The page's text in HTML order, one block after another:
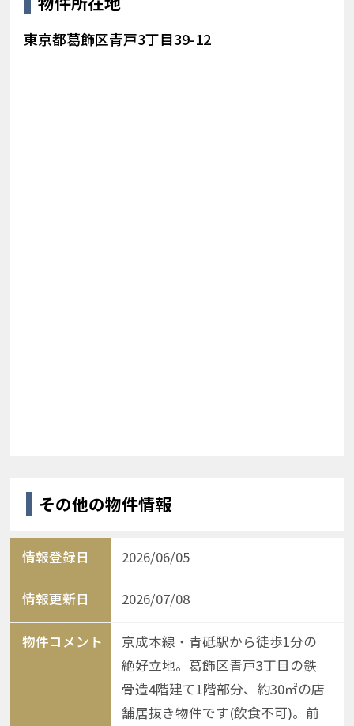
東京都葛飾区青戸3丁目39-12
その他の物件情報
情報登録日 2026/06/05
情報更新日 2026/07/08
物件コメント
京成本線・青砥駅から徒歩1分の
絶好立地。葛飾区青戸3丁目の鉄
骨造4階建て1階部分、約30㎡の店
舗居抜き物件です(飲食不可)。前